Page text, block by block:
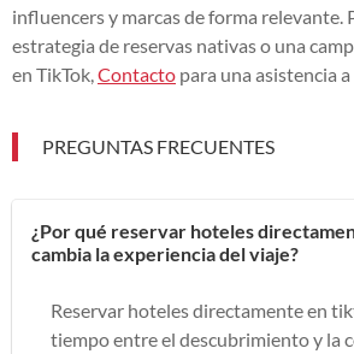
influencers y marcas de forma relevante.
estrategia de reservas nativas o una
en TikTok, Contacto para una asistencia a
PREGUNTAS FRECUENTES
¿Por qué reservar hoteles
cambia la experiencia del viaje?
Reservar hoteles directamente en
tiempo entre el descubrimiento y la